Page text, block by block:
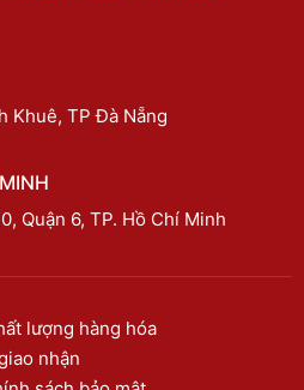
Khuê, TP Đà Nẵng
Quận 6, TP. Hồ Chí Minh
lượng hàng hóa
nhận